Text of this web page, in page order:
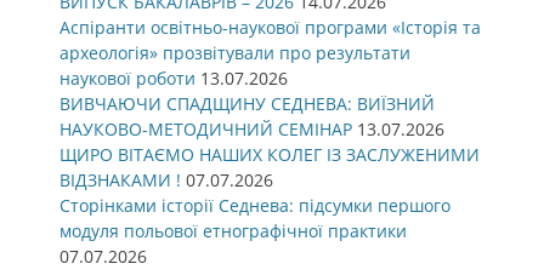
Аспіранти освітньо-наукової програми «Історія та
археологія» прозвітували про результати
наукової роботи 13.07.2026
ВИВЧАЮЧИ СПАДЩИНУ СЕДНЕВА: ВИЇЗНИЙ
НАУКОВО-МЕТОДИЧНИЙ СЕМІНАР 13.07.2026
ЩИРО ВІТАЄМО НАШИХ КОЛЕГ ІЗ ЗАСЛУЖЕНИМИ
ВІДЗНАКАМИ ! 07.07.2026
Сторінками історії Седнева: підсумки першого
модуля польової етнографічної практики
07.07.2026